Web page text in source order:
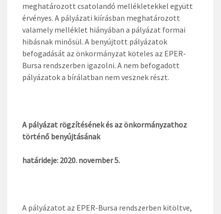
meghatározott csatolandó mellékletekkel együtt
érvényes. A pályázati kiírásban meghatározott
valamely melléklet hiányában a pályázat formai
hibásnak minősül. A benyújtott pályázatok
befogadását az önkormányzat köteles az EPER-
Bursa rendszerben igazolni. A nem befogadott
pályázatok a bírálatban nem vesznek részt.
A pályázat rögzítésének és az önkormányzathoz
történő benyújtásának
határideje: 2020. november 5.
A pályázatot az EPER-Bursa rendszerben kitöltve,